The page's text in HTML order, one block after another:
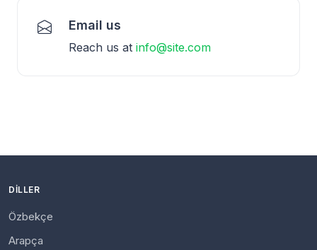
Email us
Reach us at info@site.com
DILLER
Özbekçe
Arapça